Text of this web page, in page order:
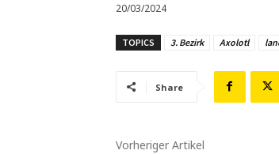
20/03/2024
TOPICS 3. Bezirk Axolotl
Share
Vorheriger Artikel